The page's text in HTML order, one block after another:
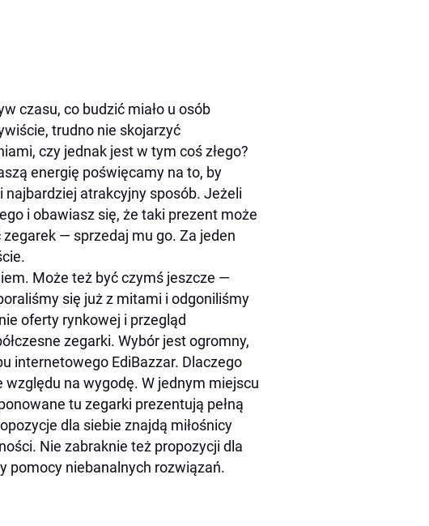
czasu, co budzić miało u osób
trudno nie skojarzyć
czy jednak jest w tym coś złego?
energię poświęcamy na to, by
najbardziej atrakcyjny sposób. Jeżeli
i obawiasz się, że taki prezent może
— sprzedaj mu go. Za jeden
Może też być czymś jeszcze —
się już z mitami i odgoniliśmy
oferty rynkowej i przegląd
zegarki. Wybór jest ogromny,
internetowego EdiBazzar. Dlaczego
na wygodę. W jednym miejscu
tu zegarki prezentują pełną
dla siebie znajdą miłośnicy
Nie zabraknie też propozycji dla
pomocy niebanalnych rozwiązań.